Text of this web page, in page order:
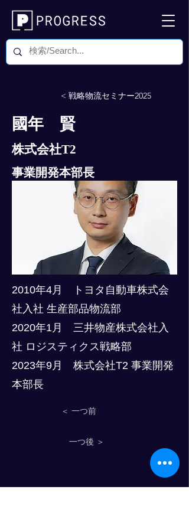
< 戦略物流セミナー2025
國年 賢
株式会社T2
事業開発本部長
2010年4月 トヨタ自動車株式会
社入社 生産部品物流部
2020年1月 三井物産株式会社入
社 ロジスティクス戦略部
2023年9月 株式会社T2 事業開発
本部長
＜ 一つ前
一つ後 ＞